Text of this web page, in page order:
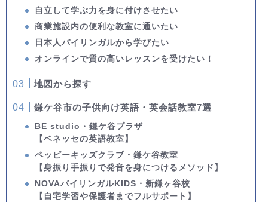
自立して学ぶ力を身に付けさせたい
商業施設内の便利な教室に通いたい
日本人バイリンガルから学びたい
オンラインで質の高いレッスンを受けたい！
地図から探す
鎌ケ谷市の子供向け英語・英会話教室7選
BE studio・鎌ケ谷プラザ
【ベネッセの英語教室】
ペッピーキッズクラブ・鎌ケ谷教室
【身振り手振りで発音を身につけるメソッド】
NOVAバイリンガルKIDS・新鎌ヶ谷校
【自宅学習や保護者までフルサポート】